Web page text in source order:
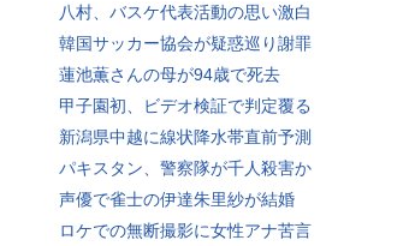
八村、バスケ代表活動の思い激白
韓国サッカー協会が疑惑巡り謝罪
蓮池薫さんの母が94歳で死去
甲子園初、ビデオ検証で判定覆る
新潟県中越に線状降水帯直前予測
パキスタン、警察隊が千人殺害か
声優で雀士の伊達朱里紗が結婚
ロケでの無断撮影に女性アナ苦言